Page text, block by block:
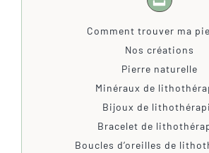
Comment trouver ma
Nos créations
Pierre naturelle
Minéraux de
Bijoux de
Bracelet de
Boucles d’oreilles de